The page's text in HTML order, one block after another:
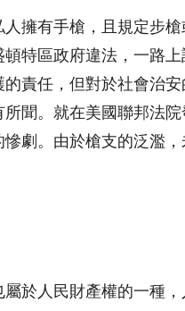
擁有手槍，且規定步
特區政府違法，一路
責任，但對於社會治
聞。就在美國聯邦法
劇。由於槍支的泛濫
於人民財產權的一種